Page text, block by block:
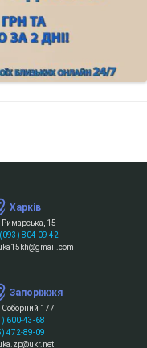
Харків
Римарська, 15
804 09 42
Запоріжжя
Соборний 177
600-43-68
472-89-09